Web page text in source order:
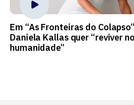
Em “As Fronteiras do
Daniela Kallas quer “reviver
humanidade”